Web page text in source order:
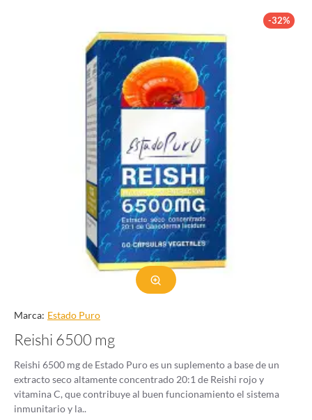
-32%
Marca: Estado Puro
Reishi 6500 mg
Reishi 6500 mg de Estado Puro es un suplemento a base de un
extracto seco altamente concentrado 20:1 de Reishi rojo y
vitamina C, que contribuye al buen funcionamiento el sistema
inmunitario y la..